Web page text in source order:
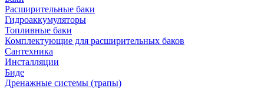
Расширительные баки
Гидроаккумуляторы
Топливные баки
Комплектующие для расширительных баков
Сантехника
Инсталляции
Биде
Дренажные системы (трапы)